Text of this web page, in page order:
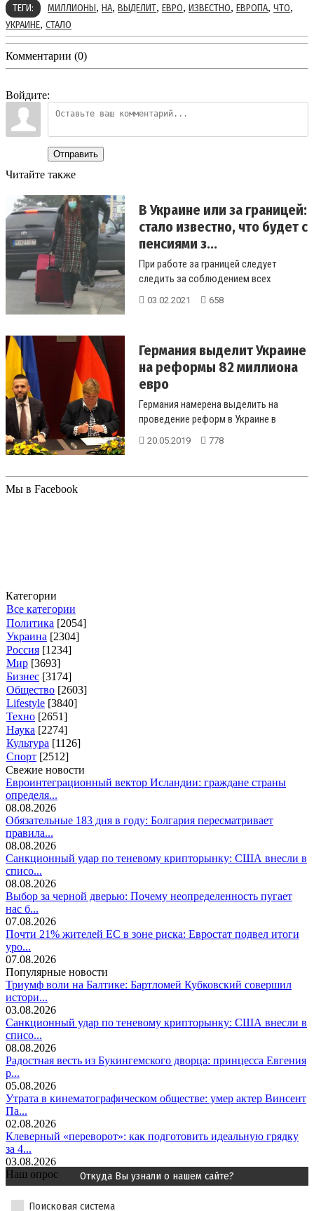
ТЕГИ: МИЛЛИОНЫ, НА, ВЫДЕЛИТ, ЕВРО, ИЗВЕСТНО, ЕВРОПА, ЧТО,
УКРАИНЕ, СТАЛО
Комментарии (0)
Войдите:
Отправить
Читайте также
В Украине или за границей:
стало известно, что будет с
пенсиями з...
При работе за границей следует
следить за соблюдением всех
условий....
03.02.2021 658
Германия выделит Украине
на реформы 82 миллиона
евро
Германия намерена выделить на
проведение реформ в Украине в
текущем году 82 миллиона евро. В
20.05.2019 778
Мы в Facebook
Категории
Все категории
Политика [2054]
Украина [2304]
Россия [1234]
Мир [3693]
Бизнес [3174]
Общество [2603]
Lifestyle [3840]
Техно [2651]
Наука [2274]
Культура [1126]
Спорт [2512]
Свежие новости
Евроинтеграционный вектор Исландии: граждане страны
определя...
08.08.2026
Обязательные 183 дня в году: Болгария пересматривает
правила...
08.08.2026
Санкционный удар по теневому крипторынку: США внесли в
списо...
08.08.2026
Выбор за черной дверью: Почему неопределенность пугает
нас б...
07.08.2026
Почти 21% жителей ЕС в зоне риска: Евростат подвел итоги
уро...
07.08.2026
Популярные новости
Триумф воли на Балтике: Бартломей Кубковский совершил
истори...
03.08.2026
Санкционный удар по теневому крипторынку: США внесли в
списо...
08.08.2026
Радостная весть из Букингемского дворца: принцесса Евгения
р...
05.08.2026
Утрата в кинематографическом обществе: умер актер Винсент
Па...
02.08.2026
Клеверный «переворот»: как подготовить идеальную грядку
за 4...
03.08.2026
Наш опрос
Откуда Вы узнали о нашем сайте?
Поисковая система